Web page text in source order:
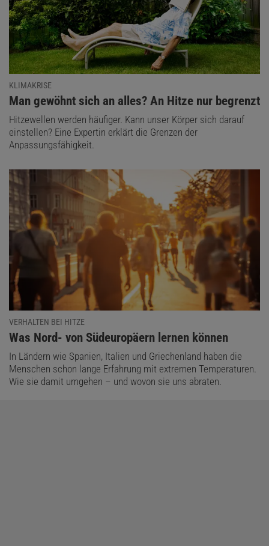
KLIMAKRISE
:
Man gewöhnt sich an alles? An Hitze nur begrenzt
Hitzewellen werden häufiger. Kann unser Körper sich darauf
einstellen? Eine Expertin erklärt die Grenzen der
Anpassungsfähigkeit.
VERHALTEN BEI HITZE
:
Was Nord- von Südeuropäern lernen können
In Ländern wie Spanien, Italien und Griechenland haben die
Menschen schon lange Erfahrung mit extremen Temperaturen.
Wie sie damit umgehen – und wovon sie uns abraten.